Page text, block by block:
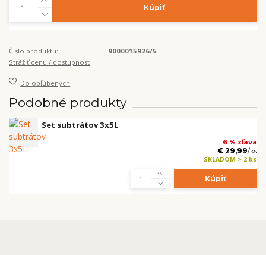
Kúpiť
Číslo produktu:
9000015926/5
Strážiť cenu / dostupnosť
Do obľúbených
Podobné produkty
Set subtrátov 3x5L
6 % zľava
€ 29,99/ks
SKLADOM > 2 ks
Kúpiť